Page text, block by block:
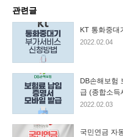
관련글
KT 통화중대
2022.02.04
DB손해보험
급 (종합소득
2022.02.03
국민연금 자